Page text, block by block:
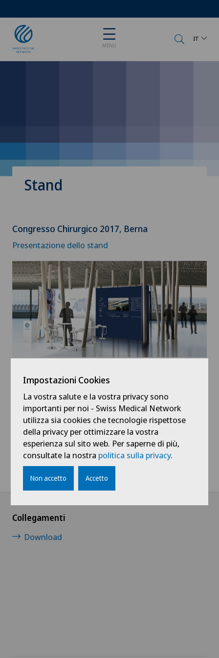
MENU
IT
Stand
Congresso Chirurgico 2017, Berna
Presentazione dello stand
Congresso di Ginecologia 2017, Losanna
Presentazione dello stand
Collegamenti
Download
Impostazioni Cookies
La vostra salute e la vostra privacy sono
importanti per noi - Swiss Medical Network
utilizza sia cookies che tecnologie rispettose
della privacy per ottimizzare la vostra
esperienza sul sito web. Per saperne di più,
consultate la nostra politica sulla privacy.
Non accetto Accetto